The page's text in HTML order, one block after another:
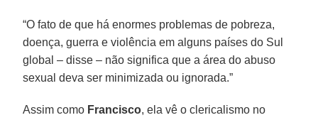
“O fato de que há enormes problemas de pobreza,
doença, guerra e violência em alguns países do Sul
global – disse – não significa que a área do abuso
sexual deva ser minimizada ou ignorada.”
Assim como Francisco, ela vê o clericalismo no